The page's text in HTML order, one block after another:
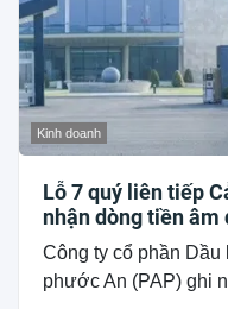
Kinh doanh
Lỗ 7 quý liên tiếp
nhận dòng tiền âm
Công ty cổ phần
phước An (PAP) ghi